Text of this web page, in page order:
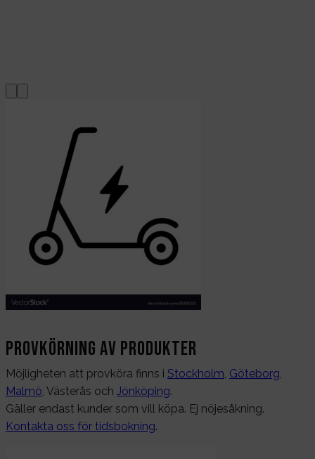
Provkörning av produkter
Möjligheten att provköra finns i Stockholm, Göteborg,
Malmö, Västerås och Jönköping.
Gäller endast kunder som vill köpa. Ej nöjesåkning.
Kontakta oss för tidsbokning.